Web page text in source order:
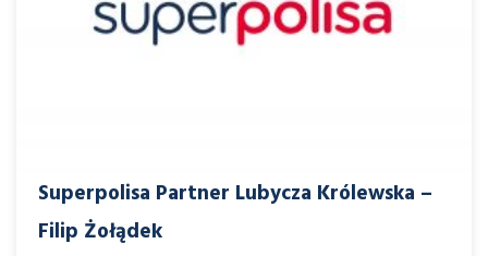
Superpolisa Partner Lubycza Królewska –
Filip Żołądek